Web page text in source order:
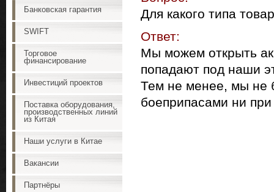
Банковская гарантия
SWIFT
Торговое
финансирование
Инвестиций проектов
Поставка оборудования,
производственных линий
из Китая
Наши услуги в Китае
Вакансии
Партнёры
Для какого типа
Ответ:
Мы можем открыть
попадают под наши
Тем не менее, мы не
боеприпасами ни при